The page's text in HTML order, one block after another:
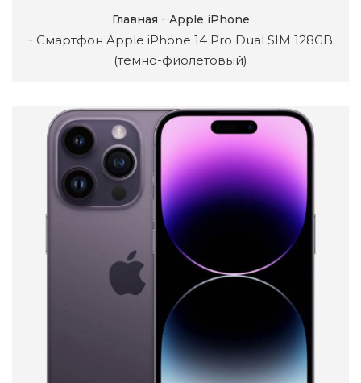
Главная Apple iPhone
Смартфон Apple iPhone 14 Pro Dual SIM 128GB
(темно-фиолетовый)